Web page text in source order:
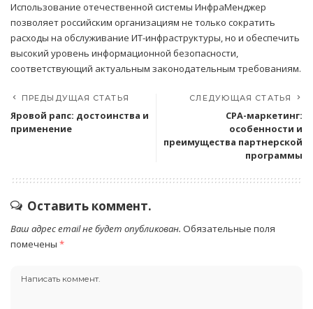
Использование отечественной системы ИнфраМенджер
позволяет российским организациям не только сократить
расходы на обслуживание ИТ-инфраструктуры, но и обеспечить
высокий уровень информационной безопасности,
соответствующий актуальным законодательным требованиям.
ПРЕДЫДУЩАЯ СТАТЬЯ
Яровой рапс: достоинства и
применение
СЛЕДУЮЩАЯ СТАТЬЯ
CPA-маркетинг:
особенности и
преимущества партнерской
программы
Оставить коммент.
Ваш адрес email не будет опубликован. Обязательные поля
помечены *